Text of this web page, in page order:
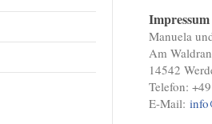
Impressum
Manuela
Am
14542
Telefon:
E-Mail: